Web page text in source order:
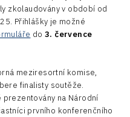
zkolaudovány v období od
Přihlášky je možné
do3. července
meziresortní komise,
finalisty soutěže.
na Národní
prvního konferenčního